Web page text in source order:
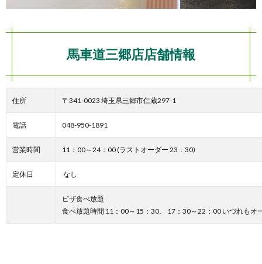
馬車道三郷店店舗情報
住所 〒341-0023 埼玉県三郷市仁蔵297-1
電話 048-950-1891
営業時間 11：00～24：00 (ラストオーダー 23：30)
定休日 なし
ピザ食べ放題
食べ放題時間 11：00～15：30、 17：30～22：00 いづれもオ